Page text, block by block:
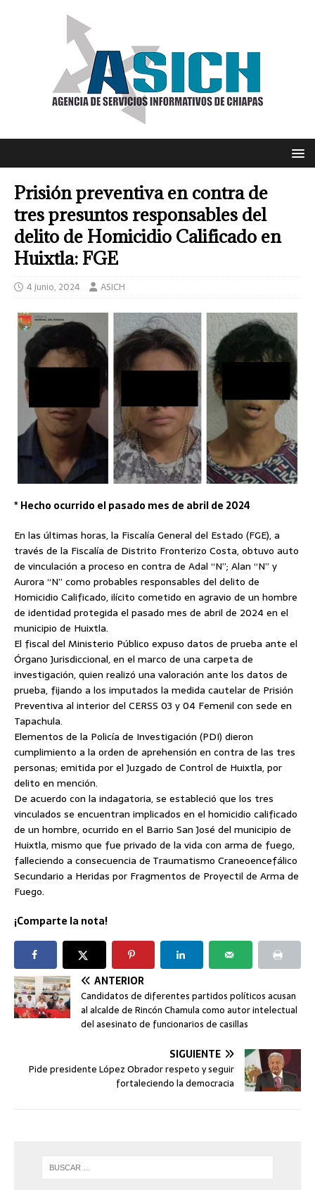
Prisión preventiva en contra de
tres presuntos responsables del
delito de Homicidio Calificado en
Huixtla: FGE
4 junio, 2024 ASICH
* Hecho ocurrido el pasado mes de abril de 2024
En las últimas horas, la Fiscalía General del Estado (FGE), a
través de la Fiscalía de Distrito Fronterizo Costa, obtuvo auto
de vinculación a proceso en contra de Adal “N”; Alan “N” y
Aurora “N” como probables responsables del delito de
Homicidio Calificado, ilícito cometido en agravio de un hombre
de identidad protegida el pasado mes de abril de 2024 en el
municipio de Huixtla.
El fiscal del Ministerio Público expuso datos de prueba ante el
Órgano Jurisdiccional, en el marco de una carpeta de
investigación, quien realizó una valoración ante los datos de
prueba, fijando a los imputados la medida cautelar de Prisión
Preventiva al interior del CERSS 03 y 04 Femenil con sede en
Tapachula.
Elementos de la Policía de Investigación (PDI) dieron
cumplimiento a la orden de aprehensión en contra de las tres
personas; emitida por el Juzgado de Control de Huixtla, por
delito en mención.
De acuerdo con la indagatoria, se estableció que los tres
vinculados se encuentran implicados en el homicidio calificado
de un hombre, ocurrido en el Barrio San José del municipio de
Huixtla, mismo que fue privado de la vida con arma de fuego,
falleciendo a consecuencia de Traumatismo Craneoencefálico
Secundario a Heridas por Fragmentos de Proyectil de Arma de
Fuego.
¡Comparte la nota!
ANTERIOR
Candidatos de diferentes partidos políticos acusan
al alcalde de Rincón Chamula como autor intelectual
del asesinato de funcionarios de casillas
SIGUIENTE
Pide presidente López Obrador respeto y seguir
fortaleciendo la democracia